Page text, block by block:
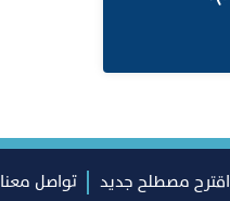
اقترح مصطلح جديد
تواصل معنا